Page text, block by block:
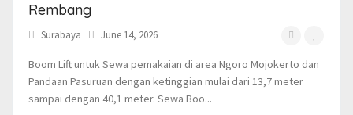
Rembang
Surabaya June 14, 2026
Boom Lift untuk Sewa pemakaian di area Ngoro Mojokerto dan
Pandaan Pasuruan dengan ketinggian mulai dari 13,7 meter
sampai dengan 40,1 meter. Sewa Boo...